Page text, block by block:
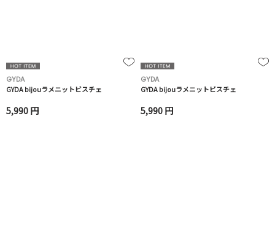
GYDA
GYDA bijouラメニットビスチェ
5,990 円
GYDA
GYDA bijouラメニットビスチェ
5,990 円